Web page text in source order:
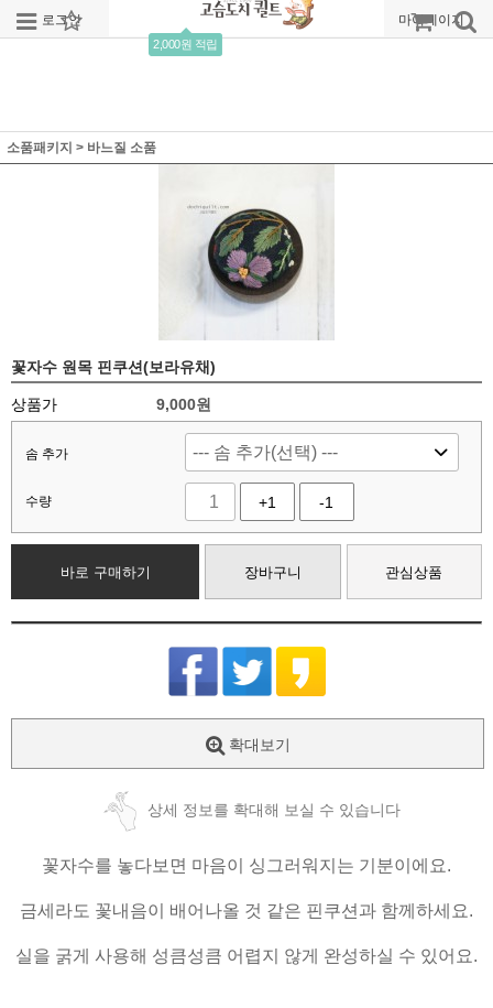
로그인 회원가입
2,000원 적립
주문조회 마이페이지
소품패키지 > 바느질 소품
꽃자수 원목 핀쿠션(보라유채)
상품가 9,000원
솜 추가
수량 +1 -1
바로 구매하기 장바구니 관심상품
확대보기
상세 정보를 확대해 보실 수 있습니다
꽃자수를 놓다보면 마음이 싱그러워지는 기분이에요.
금세라도 꽃내음이 배어나올 것 같은 핀쿠션과 함께하세요.
실을 굵게 사용해 성큼성큼 어렵지 않게 완성하실 수 있어요.